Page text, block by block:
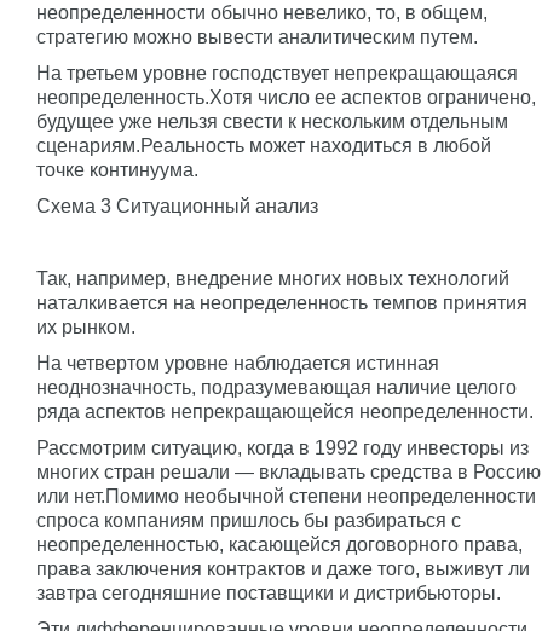
неопределенности обычно невелико, то, в общем,
стратегию можно вывести аналитическим путем.
На третьем уровне господствует непрекращающаяся
неопределенность.Хотя число ее аспектов ограничено,
будущее уже нельзя свести к нескольким отдельным
сценариям.Реальность может находиться в любой
точке континуума.
Схема 3 Ситуационный анализ
Так, например, внедрение многих новых технологий
наталкивается на неопределенность темпов принятия
их рынком.
На четвертом уровне наблюдается истинная
неоднозначность, подразумевающая наличие целого
ряда аспектов непрекращающейся неопределенности.
Рассмотрим ситуацию, когда в 1992 году инвесторы из
многих стран решали — вкладывать средства в Россию
или нет.Помимо необычной степени неопределенности
спроса компаниям пришлось бы разбираться с
неопределенностью, касающейся договорного права,
права заключения контрактов и даже того, выживут ли
завтра сегодняшние поставщики и дистрибьюторы.